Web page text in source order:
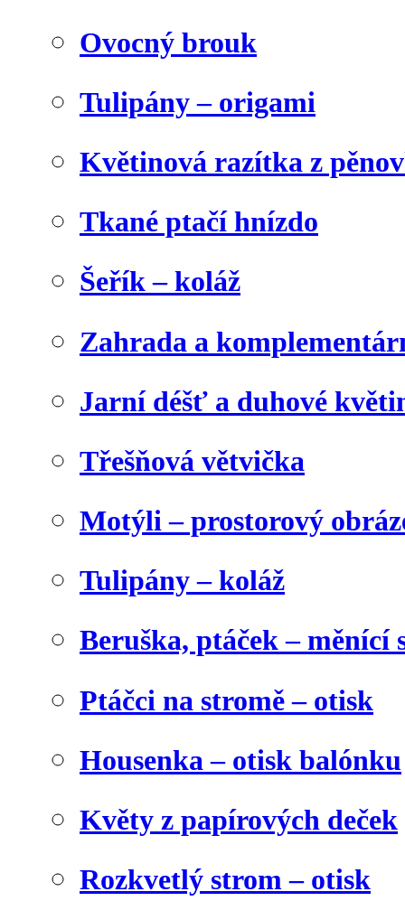
Ovocný brouk
Tulipány – origami
Květinová razítka z
Tkané ptačí hnízdo
Šeřík – koláž
Zahrada a
Jarní déšť a duhové
Třešňová větvička
Motýli – prostorový
Tulipány – koláž
Beruška, ptáček – měnící
Ptáčci na stromě – otisk
Housenka – otisk balónku
Květy z papírových deček
Rozkvetlý strom – otisk